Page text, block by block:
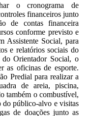
o cronograma de
financeiros junto
de contas financeira
conforme previsto e
Assistente Social, para
e relatórios sociais do
Orientador Social, o
as oficinas de esporte.
Predial para realizar a
de areia, piscina,
também o combustível,
do público-alvo e visitas
de doações junto as